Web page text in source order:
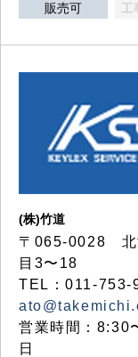
販売可 工
(株)竹道
〒065-0028 北
目3〜18
TEL：011-753-
営業時間：8:30
日